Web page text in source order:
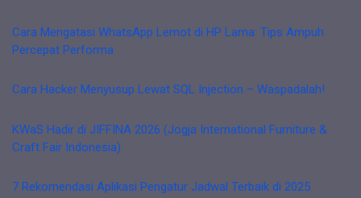
Cara Mengatasi WhatsApp Lemot di HP Lama: Tips Ampuh
Percepat Performa
Cara Hacker Menyusup Lewat SQL Injection – Waspadalah!
KWaS Hadir di JIFFINA 2026 (Jogja International Furniture &
Craft Fair Indonesia)
7 Rekomendasi Aplikasi Pengatur Jadwal Terbaik di 2025